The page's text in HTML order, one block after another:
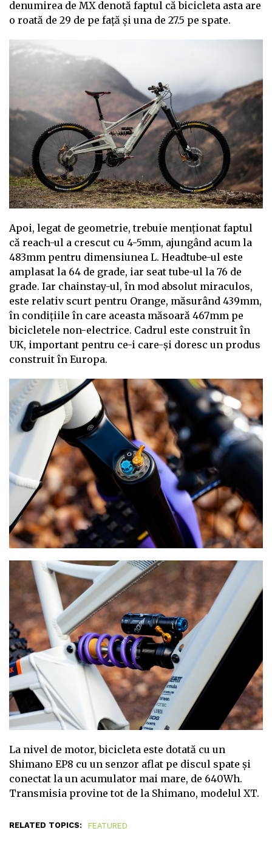
denumirea de MX denotă faptul că bicicleta asta are
o roată de 29 de pe față și una de 27.5 pe spate.
Apoi, legat de geometrie, trebuie menționat faptul
că reach-ul a crescut cu 4-5mm, ajungând acum la
483mm pentru dimensiunea L. Headtube-ul este
amplasat la 64 de grade, iar seat tube-ul la 76 de
grade. Iar chainstay-ul, în mod absolut miraculos,
este relativ scurt pentru Orange, măsurând 439mm,
în condițiile în care aceasta măsoară 467mm pe
bicicletele non-electrice. Cadrul este construit în
UK, important pentru ce-i care-și doresc un produs
construit în Europa.
La nivel de motor, bicicleta este dotată cu un
Shimano EP8 cu un senzor aflat pe discul spate și
conectat la un acumulator mai mare, de 640Wh.
Transmisia provine tot de la Shimano, modelul XT.
RELATED TOPICS: FEATURED